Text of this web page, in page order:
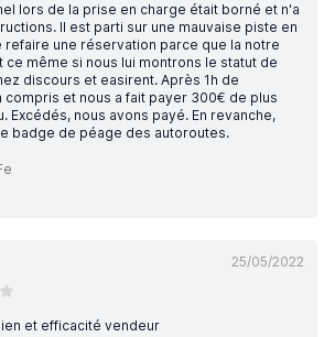
lors de la prise en charge était borné et n'a
Il est parti sur une mauvaise piste en
refaire une réservation parce que la notre
ce même si nous lui montrons le statut de
discours et easirent. Après 1h de
compris et nous a fait payer 300€ de plus
Excédés, nous avons payé. En revanche,
badge de péage des autoroutes.
25/05/2022
et efficacité vendeur